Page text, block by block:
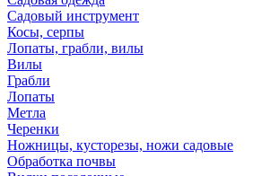
Садовый инструмент
Косы, серпы
Лопаты, грабли, вилы
Вилы
Грабли
Лопаты
Метла
Черенки
Ножницы, кусторезы, ножи садовые
Обработка почвы